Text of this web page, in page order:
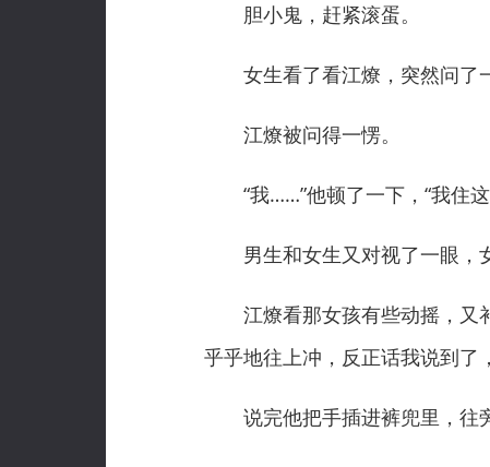
胆小鬼，赶紧滚蛋。
女生看了看江燎，突然问了一
江燎被问得一愣。
“我……”他顿了一下，“我住这
男生和女生又对视了一眼，女
江燎看那女孩有些动摇，又补
乎乎地往上冲，反正话我说到了
说完他把手插进裤兜里，往旁